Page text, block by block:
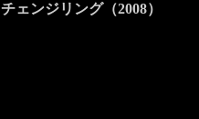
チェンジリング（2008）